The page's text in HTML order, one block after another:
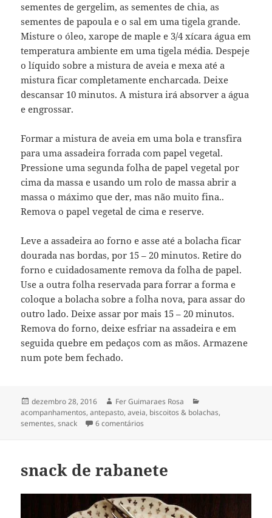
sementes de gergelim, as sementes de chia, as
sementes de papoula e o sal em uma tigela grande.
Misture o óleo, xarope de maple e 3/4 xícara água em
temperatura ambiente em uma tigela média. Despeje
o líquido sobre a mistura de aveia e mexa até a
mistura ficar completamente encharcada. Deixe
descansar 10 minutos. A mistura irá absorver a água
e engrossar.
Formar a mistura de aveia em uma bola e transfira
para uma assadeira forrada com papel vegetal.
Pressione uma segunda folha de papel vegetal por
cima da massa e usando um rolo de massa abrir a
massa o máximo que der, mas não muito fina..
Remova o papel vegetal de cima e reserve.
Leve a assadeira ao forno e asse até a bolacha ficar
dourada nas bordas, por 15 – 20 minutos. Retire do
forno e cuidadosamente remova da folha de papel.
Use a outra folha reservada para forrar a forma e
coloque a bolacha sobre a folha nova, para assar do
outro lado. Deixe assar por mais 15 – 20 minutos.
Remova do forno, deixe esfriar na assadeira e em
seguida quebre em pedaços com as mãos. Armazene
num pote bem fechado.
Publicado
em
dezembro 28, 2016 Autor
Fer Guimaraes Rosa
acompanhamentos,antepasto,aveia, biscoitos & bolachas,
sementes,snack 6 comentários
snack de rabanete